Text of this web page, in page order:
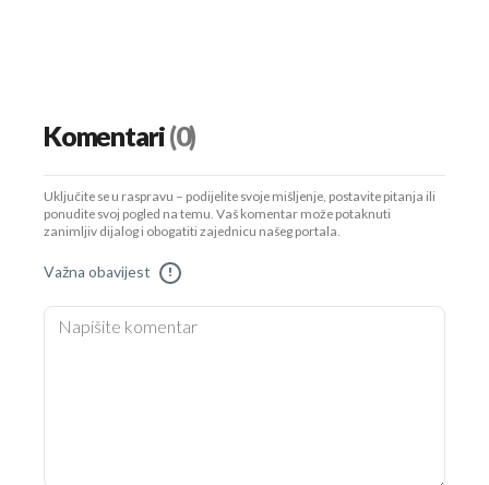
Komentari(0)
Uključite se u raspravu – podijelite svoje mišljenje, postavite pitanja ili
ponudite svoj pogled na temu. Vaš komentar može potaknuti
zanimljiv dijalog i obogatiti zajednicu našeg portala.
Važna obavijest !